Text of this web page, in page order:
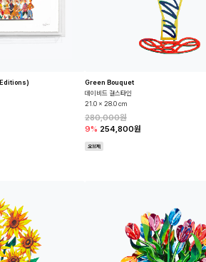
Editions)
Green Bouquet
데이비드 걸스타인
21.0 x 28.0 cm
280,000원
9% 254,800원
오브제